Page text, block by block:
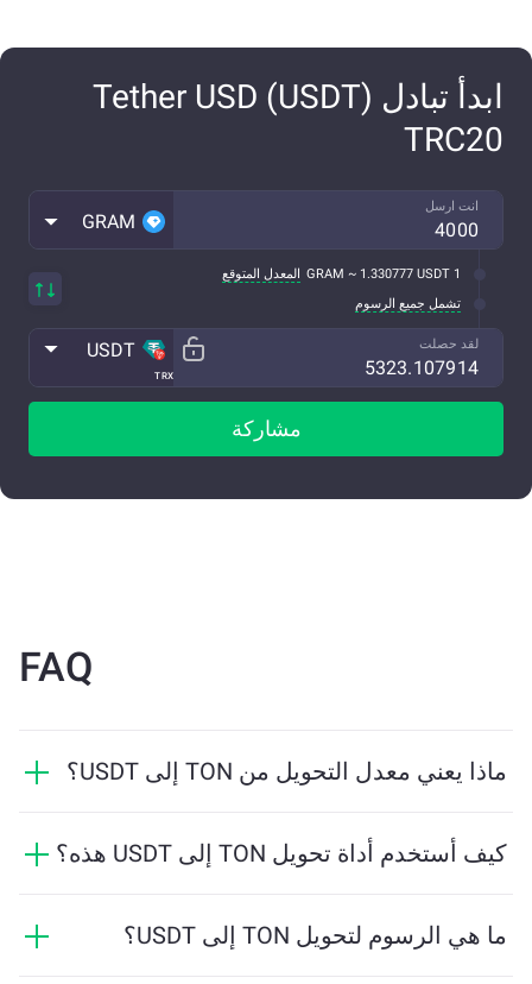
ابدأ تبادل Tether USD (USDT)
TRC20
انت ارسل
GRAM
1 GRAM ~ 1.330777 USDT
المعدل المتوقع
تشمل جميع الرسوم
لقد حصلت
TRX
USDT
مشاركة
FAQ
ماذا يعني معدل التحويل من TON إلى USDT؟
TON. يتقلب هذا المعدل بناءً على ظروف السوق والعرض
كيف أستخدم أداة تحويل TON إلى USDT هذه؟
الأداة بحساب الكمية التقديرية من USDT التي ستستلمها. ثم
ما هي الرسوم لتحويل TON إلى USDT؟